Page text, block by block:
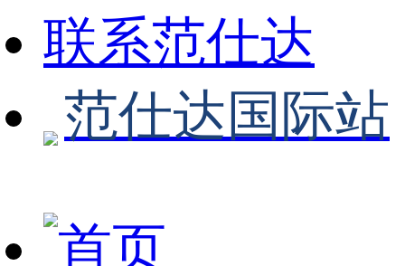
联系范仕达
范仕达国际站